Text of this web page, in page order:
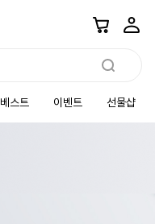
베스트 이벤트 선물샵